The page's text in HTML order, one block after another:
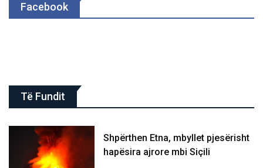
Facebook
Të Fundit
Shpërthen Etna, mbyllet pjesërisht
hapësira ajrore mbi Siçili